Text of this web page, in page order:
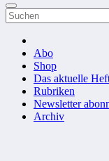
Abo
Shop
Das aktuelle
Rubriken
Newsletter
Archiv